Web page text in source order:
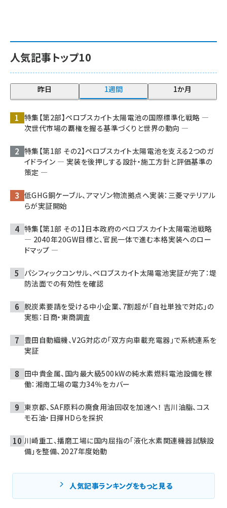
人気記事トップ10
昨日 1週間 1か月
特集【第2部】ペロブスカイト太陽電池の国際標準化戦略 ―
次世代市場の覇権を握る基準づくりと世界の動向 ―
特集【第1部 その2】ペロブスカイト太陽電池を支える2つのガ
イドライン ― 実装を後押しする設計・施工方針と評価基準の
策定 ―
低GHG銅ケーブル、アマゾン物流拠点へ実装：三菱マテリアル
らが実証開始
特集【第1部 その1】日本政府のペロブスカイト太陽電池戦略
― 2040年20GW目標と、官民一体で進む本格実装へのロー
ドマップ ―
パシフィックコンサル、ペロブスカイト太陽電池実証が完了：堤
防法面での有効性を確認
脱炭素要請を受ける中小企業、7割超が「自社単独で対応」の
実態：日商・東商調査
豊田自動織機、V2G対応の「双方向車載充電器」で系統連系を
実証
田中貴金属、国内最大級500kWの純水素燃料電池設備を稼
働：湘南工場の電力34％をカバー
東京都、SAF原料の廃食用油回収を加速へ！ 吉川油脂、コス
モ石油・日揮HDらを採択
川崎重工、播磨工場に国内屈指の「液化水素関連機器試験設
備」を整備、2027年度始動
人気記事ランキングをもっと見る